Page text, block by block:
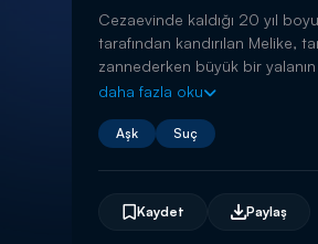
Cezaevinde kaldığı 20 yıl
tarafından kandırılan Melike,
zannederken büyük bir
daha fazla oku
Aşk Suç
Kaydet Paylaş